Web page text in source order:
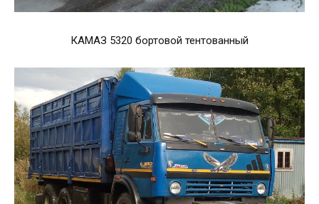
КАМАЗ 5320 бортовой тентованный